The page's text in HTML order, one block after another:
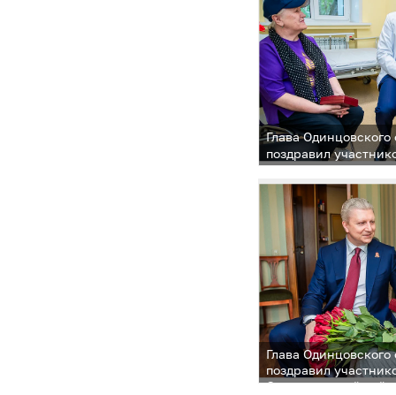
Глава Одинцовского
поздравил
Отечественной
Глава Одинцовского
поздравил
Отечественной